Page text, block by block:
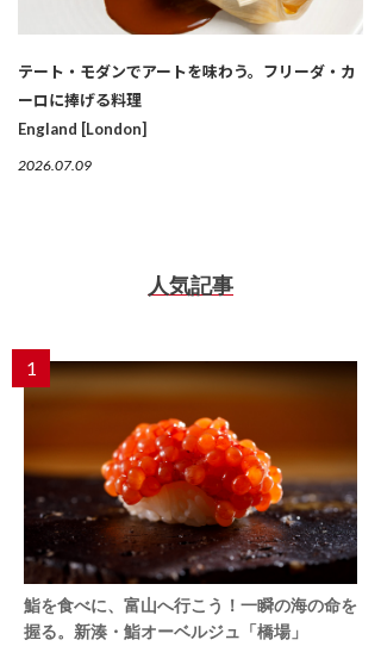
テート・モダンでアートを味わう。フリーダ・カ
ーロに捧げる料理
England [London]
2026.07.09
人気記事
1
鮨を食べに、富山へ行こう！一瞬の海の命を
握る。新湊・鮨オーベルジュ「橋場」